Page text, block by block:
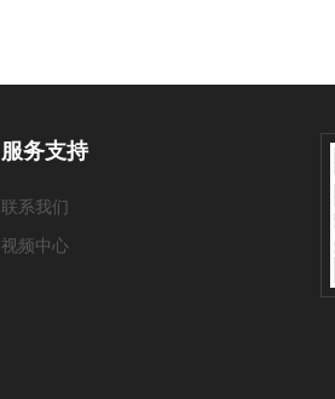
服务支持
联系我们
视频中心